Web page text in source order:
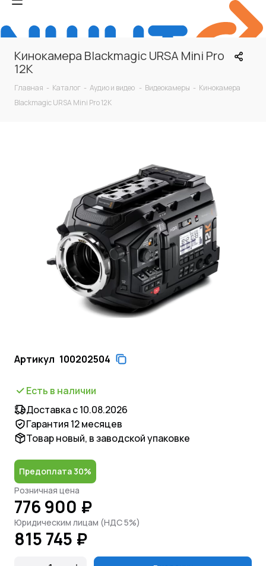
Кинокамера Blackmagic URSA Mini Pro
12K
Главная - Каталог - Аудио и видео - Видеокамеры - Кинокамера
Blackmagic URSA Mini Pro 12K
Артикул 100202504
Есть в наличии
Доставка с 10.08.2026
Гарантия 12 месяцев
Товар новый, в заводской упаковке
Предоплата 30%
Розничная цена
776 900 ₽
Юридическим лицам (НДС 5%)
815 745 ₽